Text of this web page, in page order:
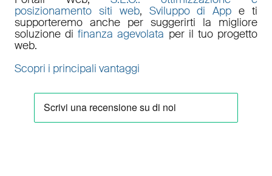
posizionamento siti web, Sviluppo di App e ti
supporteremo anche per suggerirti la migliore
soluzione difinanza agevolata per il tuo progetto
web.
Scopri i principali vantaggi